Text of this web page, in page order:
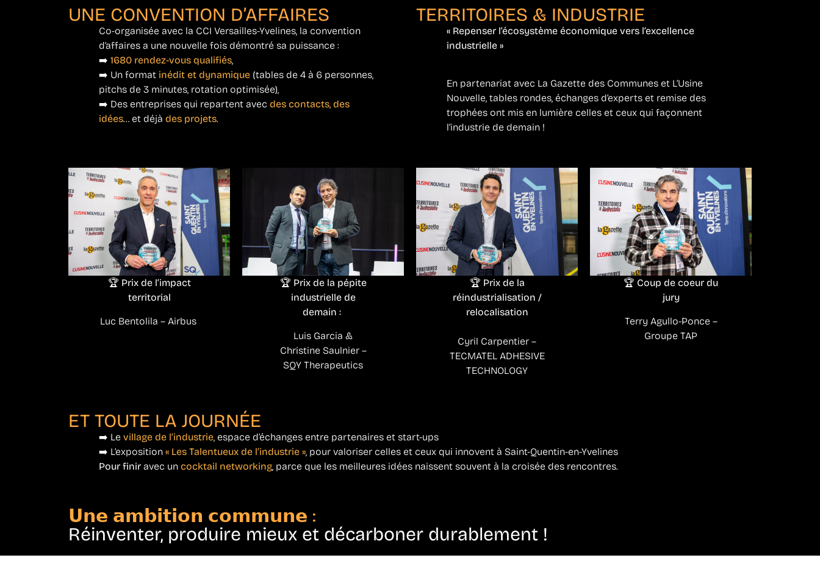
UNE CONVENTION D’AFFAIRES
Co-organisée avec la CCI Versailles-Yvelines, la convention
d’affaires a une nouvelle fois démontré sa puissance :
➡️ 1680 rendez-vous qualifiés
➡️ Un format inédit et dynamique (tables de 4 à 6 personnes,
pitchs de 3 minutes, rotation optimisée),
➡️ Des entreprises qui repartent avec des contacts, des
idées… et déjà des projets.
TERRITOIRES & INDUSTRIE
« Repenser l’écosystème économique vers l’excellence
industrielle »
En partenariat avec La Gazette des Communes et L’Usine
Nouvelle, tables rondes, échanges d’experts et remise des
trophées ont mis en lumière celles et ceux qui façonnent
l’industrie de demain !
🏆 Prix de l’impact
territorial
Luc Bentolila – Airbus
🏆 Prix de la pépite
industrielle de
demain :
Luis Garcia &
Christine Saulnier –
SQY Therapeutics
🏆 Prix de la
réindustrialisation /
relocalisation
Cyril Carpentier –
TECMATEL ADHESIVE
TECHNOLOGY
🏆 Coup de coeur du
jury
Terry Agullo-Ponce –
Groupe TAP
ET TOUTE LA JOURNÉE
➡️ Le village de l’industrie , espace d’échanges entre partenaires et start-ups
➡️ L’exposition « Les Talentueux de l’industrie » , pour valoriser celles et ceux qui innovent à Saint-Quentin-en-Yvelines
Pour finir avec un cocktail networking , parce que les meilleures idées naissent souvent à la croisée des rencontres.
𝗨𝗻𝗲 𝗮𝗺𝗯𝗶𝘁𝗶𝗼𝗻 𝗰𝗼𝗺𝗺𝘂𝗻𝗲 :
Réinventer, produire mieux et décarboner durablement !